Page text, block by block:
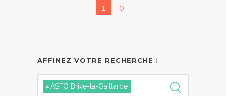
1 0
AFFINEZ VOTRE RECHERCHE :
×ASFO Brive-la-Gaillarde